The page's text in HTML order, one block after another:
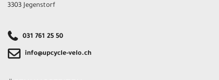
3303 Jegenstorf
031 761 25 50
info@upcycle-velo.ch